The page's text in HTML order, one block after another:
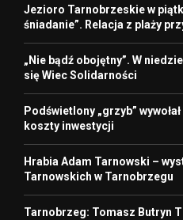
Jezioro Tarnobrzeskie w
śniadanie”. Relacja z plaży
„Nie bądź obojętny”. W
się Wiec Solidarności
Podświetlony „grzyb”
koszty inwestycji
Hrabia Adam Tarnowski –
Tarnowskich w Tarnobrzegu
Tarnobrzeg: Tomasz Butryn